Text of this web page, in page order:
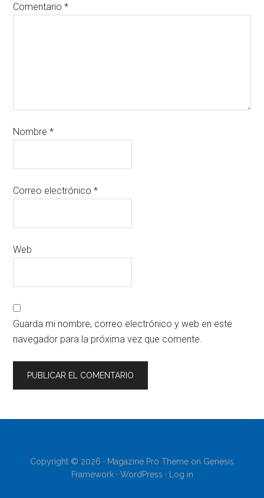
Comentario*
Nombre*
Correo electrónico*
Web
Guarda mi nombre, correo electrónico y web en este
navegador para la próxima vez que comente.
Copyright © 2026 · Magazine Pro Theme on Genesis
Framework· WordPress · Log in